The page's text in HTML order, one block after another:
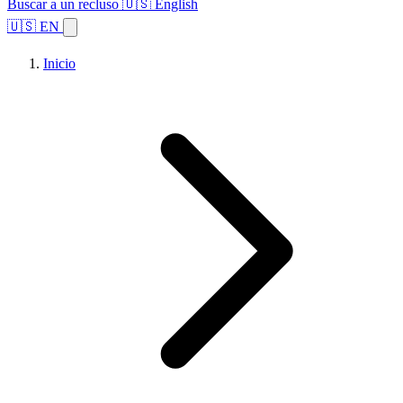
Buscar a un recluso 🇺🇸 English
🇺🇸 EN
Inicio